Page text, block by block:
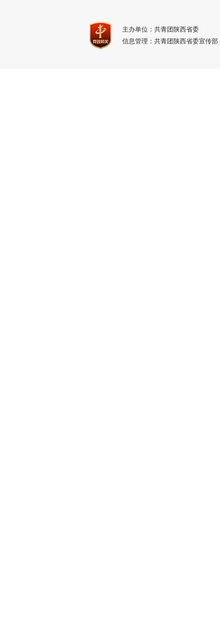
主办单位：共青团陕西省委
信息管理：共青团陕西省委宣传部